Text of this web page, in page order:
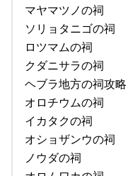
マヤマツノの祠
ソリョタニゴの祠
ロツマムの祠
クダニサラの祠
ヘブラ地方の祠攻略
オロチウムの祠
イカタクの祠
オショザンウの祠
ノウダの祠